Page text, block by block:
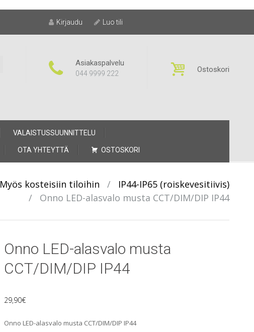
Kirjaudu Luo tili
Asiakaspalvelu
044 9999 222 Ostoskori
VALAISTUSSUUNNITTELU
OTA YHTEYTTÄ OSTOSKORI
Myös kosteisiin tiloihin /
IP44-IP65 (roiskevesitiivis)
/
Onno LED-alasvalo musta CCT/DIM/DIP IP44
Onno LED-alasvalo musta
CCT/DIM/DIP IP44
29,90€
Onno LED-alasvalo musta CCT/DIM/DIP IP44